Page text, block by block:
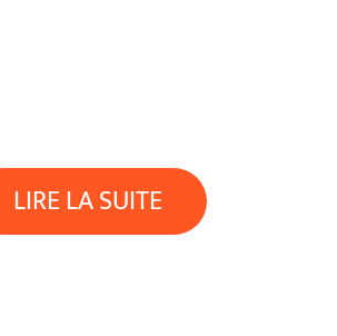
LIRE LA SUITE